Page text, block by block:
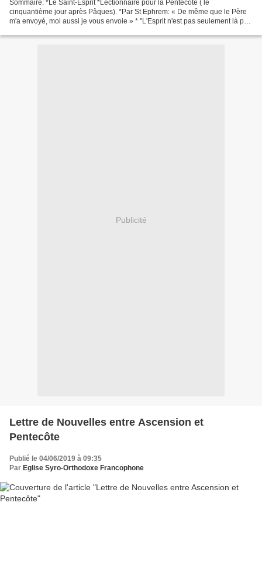
Sommaire: *Le Saint-Esprit *Lectionnaire pour la Pentecôte ( le
cinquantième jour après Pâques). *Par St Ephrem: « De même que le Père
m'a envoyé, moi aussi je vous envoie » * "L'Esprit n'est pas seulement là par
Publicité
Lettre de Nouvelles entre Ascension et
Pentecôte
Publié le 04/06/2019 à 09:35
Par Eglise Syro-Orthodoxe Francophone